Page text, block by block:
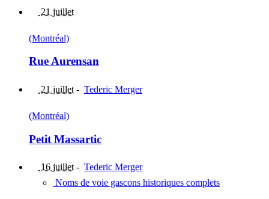
21 juillet
(Montréal)
Rue Aurensan
21 juillet - Tederic Merger
(Montréal)
Petit Massartic
16 juillet - Tederic Merger
Noms de voie gascons historiques complets